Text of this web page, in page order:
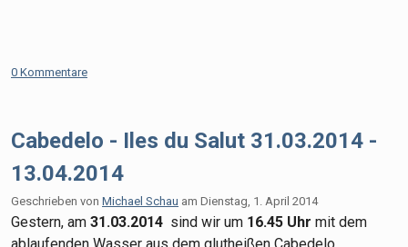
0 Kommentare
Cabedelo - Iles du Salut 31.03.2014 -
13.04.2014
Geschrieben von Michael Schau am Dienstag, 1. April 2014
Gestern, am 31.03.2014 sind wir um 16.45 Uhr mit dem